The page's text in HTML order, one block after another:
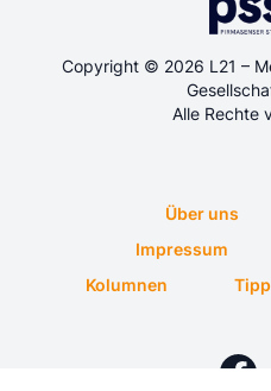
Copyright © 2026 L21 –
Alle Rechte
Über uns
Impressum
Kolumnen